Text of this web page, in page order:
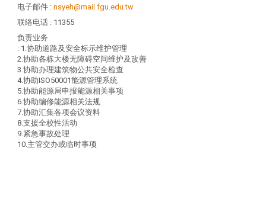
电子邮件 :nsyeh@mail.fgu.edu.tw
联络电话 : 11355
负责业务
: 1.协助道路及安全标示维护管理
2.协助各栋大楼无障碍空间维护及改善
3.协助办理建筑物公共安全检查
4.协助ISO50001能源管理系统
5.协助能源局申报能源相关事项
6.协助编修能源相关法规
7.协助汇集各项会议资料
8.支援全校性活动
9.紧急事故处理
10.主管交办或临时事项